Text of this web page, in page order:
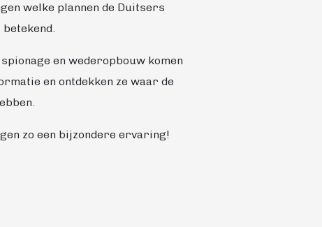
welke plannen de Duitsers
en wederopbouw komen
en ontdekken ze waar de
zo een bijzondere ervaring!